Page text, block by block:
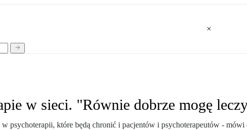
w sieci. "Równie dobrze mogę
psychoterapii, które będą chronić i pacjentów i psychoterapeutów -